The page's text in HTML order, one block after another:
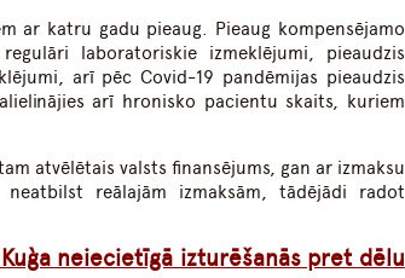
ar katru gadu pieaug. Pieaug kompensējamo
laboratoriskie izmeklējumi, pieaudzis
arī pēc Covid-19 pandēmijas pieaudzis
arī hronisko pacientu skaits, kuriem
atvēlētais valsts finansējums, gan ar izmaksu
reālajām izmaksām, tādējādi radot
neiecietīgā izturēšanās pret dēlu